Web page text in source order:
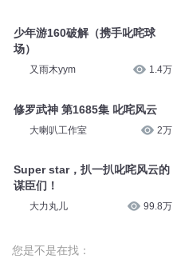
少年游160破解（携手叱咤球
场）
又雨木yym 1.4万
修罗武神 第1685集 叱咤风云
大喇叭工作室 2万
Super star，扒一扒叱咤风云的
谋臣们！
大力丸儿 99.8万
您是不是在找：